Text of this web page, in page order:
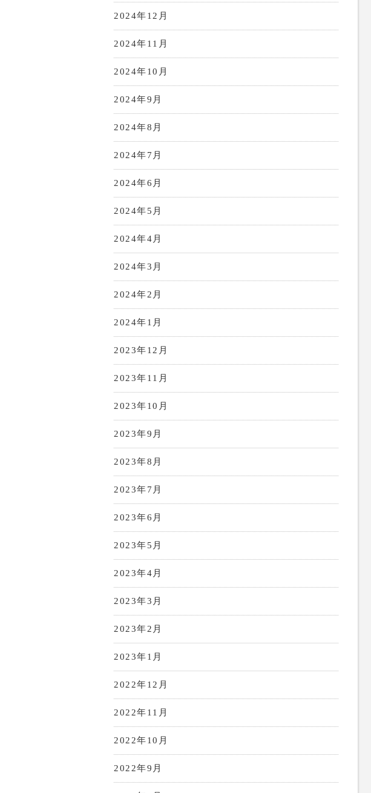
2024年12月
2024年11月
2024年10月
2024年9月
2024年8月
2024年7月
2024年6月
2024年5月
2024年4月
2024年3月
2024年2月
2024年1月
2023年12月
2023年11月
2023年10月
2023年9月
2023年8月
2023年7月
2023年6月
2023年5月
2023年4月
2023年3月
2023年2月
2023年1月
2022年12月
2022年11月
2022年10月
2022年9月